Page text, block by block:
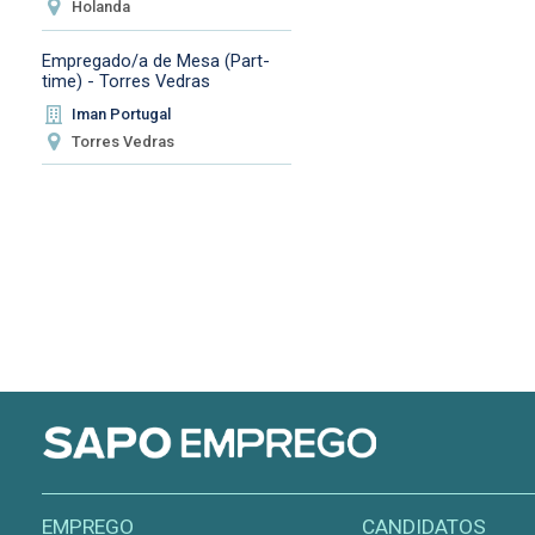
Holanda
Empregado/a de Mesa (Part-
time) - Torres Vedras
Iman Portugal
Torres Vedras
EMPREGO CANDIDATOS